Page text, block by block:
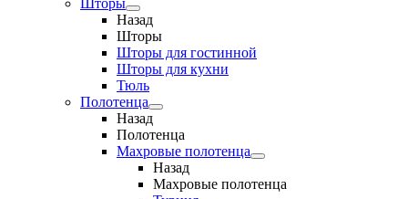
Шторы
Назад
Шторы
Шторы для гостинной
Шторы для кухни
Тюль
Полотенца
Назад
Полотенца
Махровые полотенца
Назад
Махровые полотенца